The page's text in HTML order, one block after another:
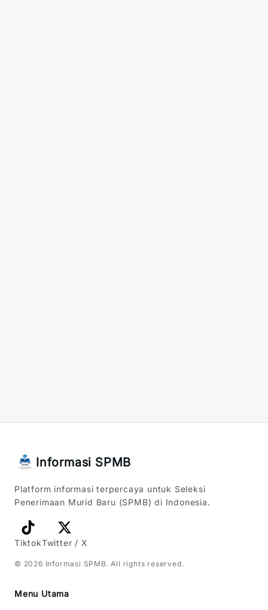
Informasi SPMB
Platform informasi terpercaya untuk Seleksi
Penerimaan Murid Baru (SPMB) di Indonesia.
TiktokTwitter / X
© 2026 Informasi SPMB . All rights reserved.
Menu Utama